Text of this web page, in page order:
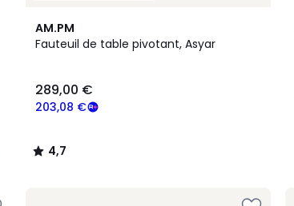
AM.PM
Fauteuil de table pivotant, Asyar
203,08 €
289,00 €
4,7
/ 5
4,7
/